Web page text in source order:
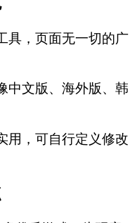
具，页面无一切的广
中文版、海外版、韩
用，可自行定义修改